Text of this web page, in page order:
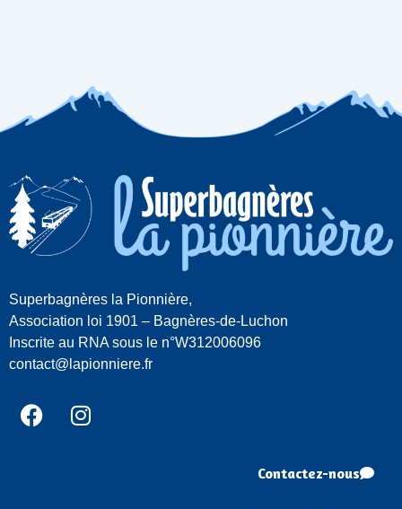
Superbagnères la Pionnière,
Association loi 1901 – Bagnères-de-Luchon
Inscrite au RNA sous le n°W312006096
contact@lapionniere.fr
FacebookInstagram
Contactez-nous